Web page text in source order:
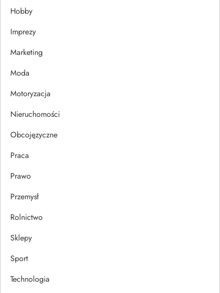
a
w
p
u
Hobby
Imprezy
Marketing
Moda
Motoryzacja
Nieruchomości
Obcojęzyczne
Praca
Prawo
Przemysł
Rolnictwo
Sklepy
Sport
Technologia